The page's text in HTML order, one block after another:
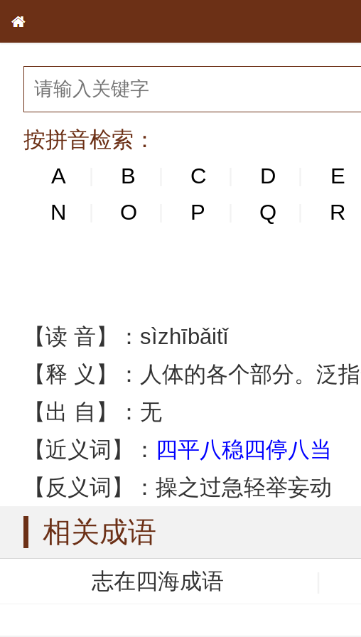
按拼音检索：
A
B C D E
N
N O P Q R
【读 音】：sìzhībǎitǐ
【释 义】：人体的各个部分。泛
【出 自】：无
【近义词】： 四平八稳四停八当
【反义词】：操之过急轻举妄动
相关成语
志在四海成语